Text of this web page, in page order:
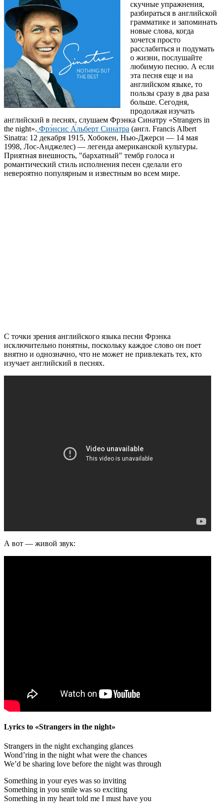
скучные упражнения,
разбираться в английской
грамматике и запоминать
новые слова, когда
хочется просто
расслабиться и подумать
о жизни, послушайте
любимую песню. А если
эта песня еще и на
английском языке, то
пользы сразу в два раза
больше. Сегодня,
продолжая изучать
английский в песнях, слушаем Фрэнка Синатру «Strangers in
the night». Фрэ́нсис А́льберт Сина́тра (англ. Francis Albert
Sinatra: 12 декабря 1915, Хобокен, Нью-Джерси — 14 мая
1998, Лос-Анджелес) — легенда американской культуры.
Приятная внешность, "бархатный" тембр голоса и
романтический стиль исполнения песен сделали его
невероятно популярным и известным во всем мире.
С точки зрения английского языка песни Фрэнка
исключительно понятны, поскольку каждое слово он поет
внятно и однозначно, что не может не привлекать тех, кто
изучает английский в песнях.
А вот — живой звук:
Lyrics to «Strangers in the night»
Strangers in the night exchanging glances
Wond’ring in the night what were the chances
We’d be sharing love before the night was through
Something in your eyes was so inviting
Something in you smile was so exciting
Something in my heart told me I must have you